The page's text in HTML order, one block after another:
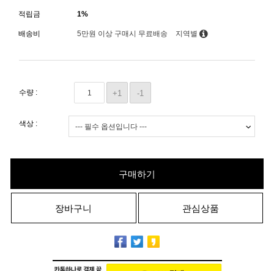
적립금 1%
배송비 5만원 이상 구매시 무료배송 지역별
수량 : +1 -1
색상 :
구매하기
장바구니 관심상품